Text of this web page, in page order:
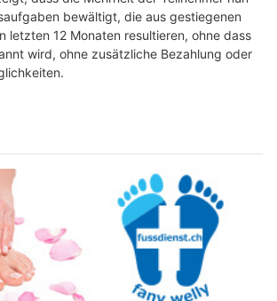
bewältigt, die aus gestiegenen
letzten 12 Monaten resultieren, ohne dass
wird, ohne zusätzliche Bezahlung oder